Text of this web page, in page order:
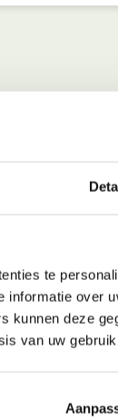
te
informatie over
kunnen deze
van uw